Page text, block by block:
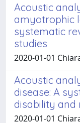
Acoustic
amyotrophic
systematic
studies
2020-01-01
Acoustic
disease: A
disability and
2020-01-01